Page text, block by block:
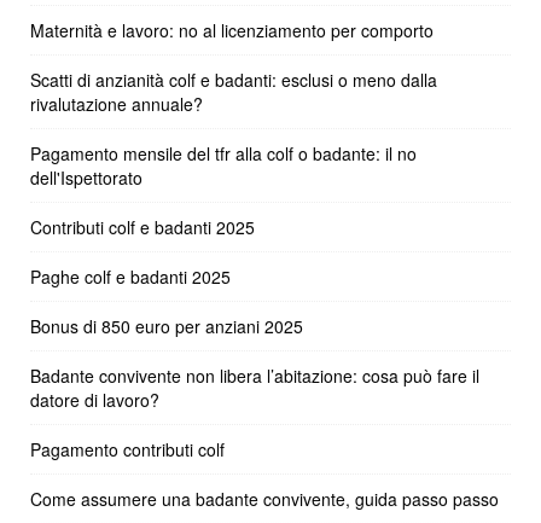
Maternità e lavoro: no al licenziamento per comporto
Scatti di anzianità colf e badanti: esclusi o meno dalla
rivalutazione annuale?
Pagamento mensile del tfr alla colf o badante: il no
dell'Ispettorato
Contributi colf e badanti 2025
Paghe colf e badanti 2025
Bonus di 850 euro per anziani 2025
Badante convivente non libera l’abitazione: cosa può fare il
datore di lavoro?
Pagamento contributi colf
Come assumere una badante convivente, guida passo passo